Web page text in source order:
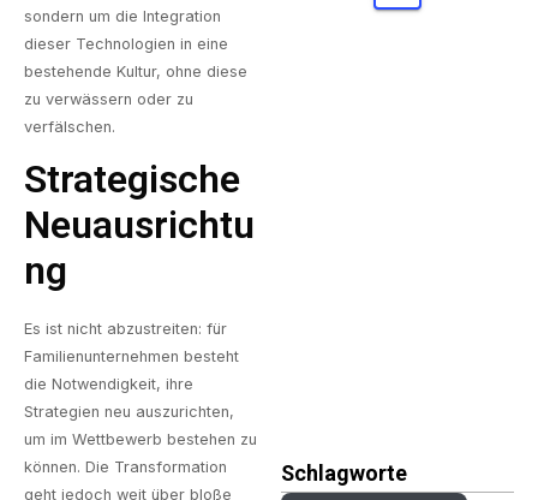
sondern um die Integration
dieser Technologien in eine
bestehende Kultur, ohne diese
zu verwässern oder zu
verfälschen.
Strategische
Neuausrichtu
Ng
Es ist nicht abzustreiten: für
Familienunternehmen besteht
die Notwendigkeit, ihre
Strategien neu auszurichten,
um im Wettbewerb bestehen zu
können. Die Transformation
geht jedoch weit über bloße
Schlagworte